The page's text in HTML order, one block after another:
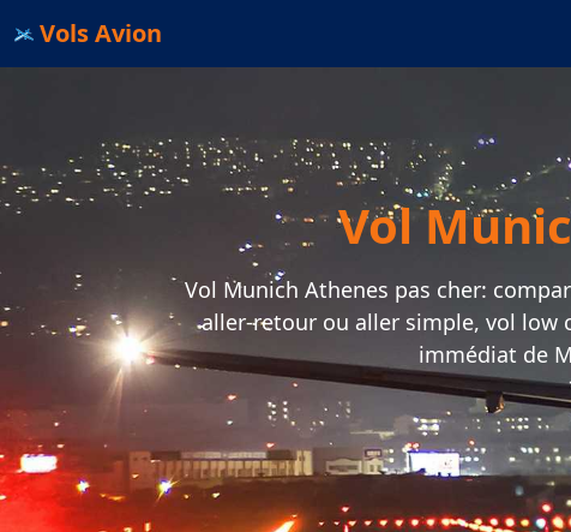
Vols Avion
Vol
Vol Munich Athenes pas cher:
aller-retour ou aller simple, vol low
immédiat de